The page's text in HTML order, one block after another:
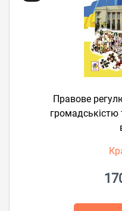
Правове
громадськістю